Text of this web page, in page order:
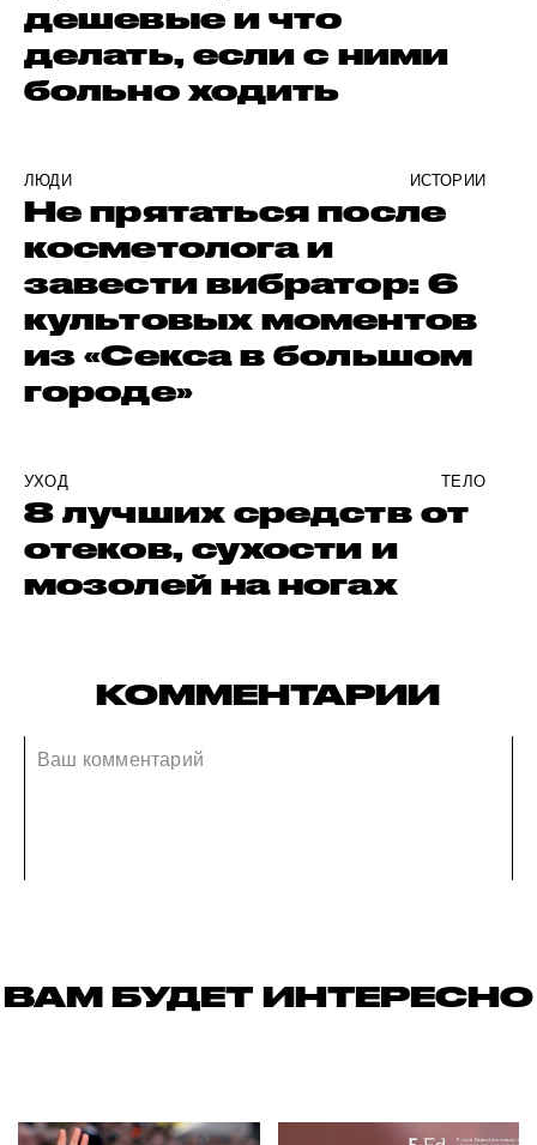
дешевые и что
делать, если с ними
больно ходить
ЛЮДИ ИСТОРИИ
Не прятаться после
косметолога и
завести вибратор: 6
культовых моментов
из «Секса в большом
городе»
УХОД ТЕЛО
8 лучших средств от
отеков, сухости и
мозолей на ногах
КОММЕНТАРИИ
ВАМ БУДЕТ ИНТЕРЕСНО